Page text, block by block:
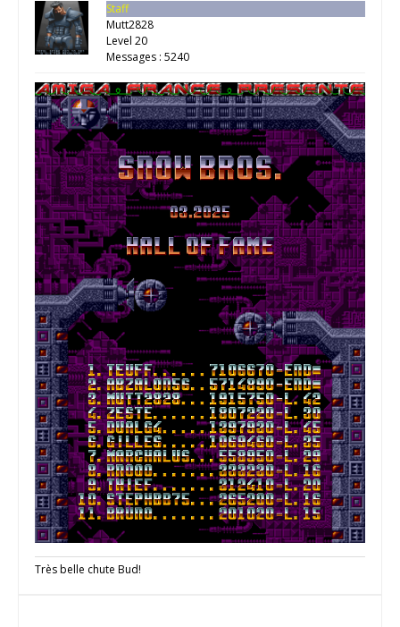
Staff
Mutt2828
Level 20
Messages : 5240
Très belle chute Bud!